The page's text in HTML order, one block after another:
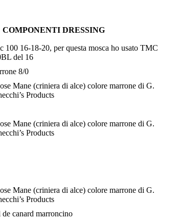
COMPONENTI DRESSING
100 16-18-20, per questa mosca ho usato TMC
del 16
8/0
Mane (criniera di alce) colore marrone di G.
Products
Mane (criniera di alce) colore marrone di G.
Products
Mane (criniera di alce) colore marrone di G.
Products
de canard marroncino